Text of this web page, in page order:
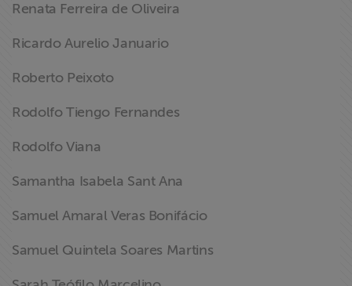
Renata Ferreira de Oliveira
Ricardo Aurelio Januario
Roberto Peixoto
Rodolfo Tiengo Fernandes
Rodolfo Viana
Samantha Isabela Sant Ana
Samuel Amaral Veras Bonifácio
Samuel Quintela Soares Martins